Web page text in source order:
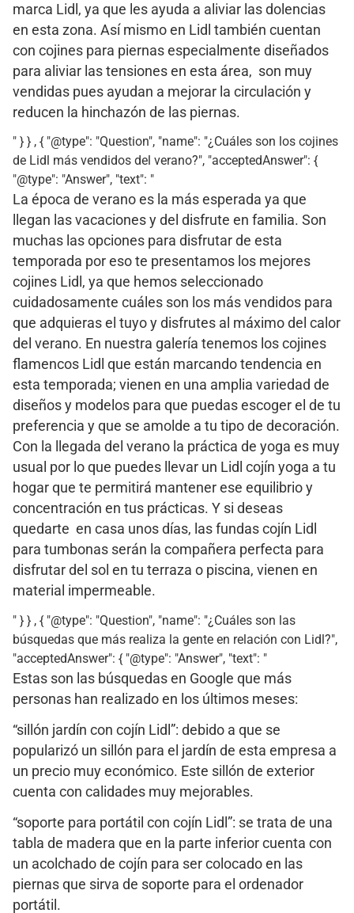
marca Lidl, ya que les ayuda a aliviar las dolencias
en esta zona. Así mismo en Lidl también cuentan
con cojines para piernas especialmente diseñados
para aliviar las tensiones en esta área, son muy
vendidas pues ayudan a mejorar la circulación y
reducen la hinchazón de las piernas.
" } } , { "@type": "Question", "name": "¿Cuáles son los cojines
de Lidl más vendidos del verano?", "acceptedAnswer": {
"@type": "Answer", "text": "
La época de verano es la más esperada ya que
llegan las vacaciones y del disfrute en familia. Son
muchas las opciones para disfrutar de esta
temporada por eso te presentamos los mejores
cojines Lidl, ya que hemos seleccionado
cuidadosamente cuáles son los más vendidos para
que adquieras el tuyo y disfrutes al máximo del calor
del verano. En nuestra galería tenemos los cojines
flamencos Lidl que están marcando tendencia en
esta temporada; vienen en una amplia variedad de
diseños y modelos para que puedas escoger el de tu
preferencia y que se amolde a tu tipo de decoración.
Con la llegada del verano la práctica de yoga es muy
usual por lo que puedes llevar un Lidl cojín yoga a tu
hogar que te permitirá mantener ese equilibrio y
concentración en tus prácticas. Y si deseas
quedarte en casa unos días, las fundas cojín Lidl
para tumbonas serán la compañera perfecta para
disfrutar del sol en tu terraza o piscina, vienen en
material impermeable.
" } } , { "@type": "Question", "name": "¿Cuáles son las
búsquedas que más realiza la gente en relación con Lidl?",
"acceptedAnswer": { "@type": "Answer", "text": "
Estas son las búsquedas en Google que más
personas han realizado en los últimos meses:
“sillón jardín con cojín Lidl”: debido a que se
popularizó un sillón para el jardín de esta empresa a
un precio muy económico. Este sillón de exterior
cuenta con calidades muy mejorables.
“soporte para portátil con cojín Lidl”: se trata de una
tabla de madera que en la parte inferior cuenta con
un acolchado de cojín para ser colocado en las
piernas que sirva de soporte para el ordenador
portátil.